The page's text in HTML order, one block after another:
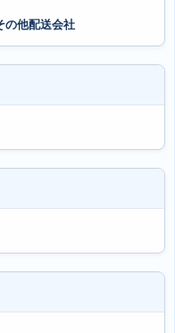
の他配送会社